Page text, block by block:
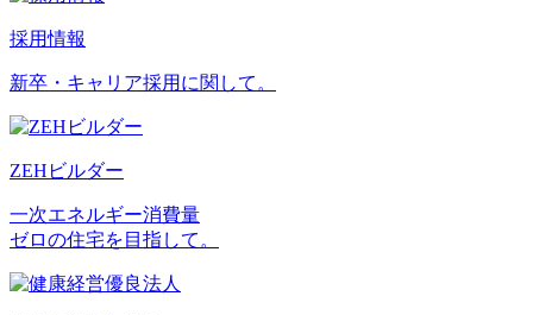
採用情報
新卒・キャリア採用に関して。
ZEHビルダー
一次エネルギー消費量
ゼロの住宅を目指して。